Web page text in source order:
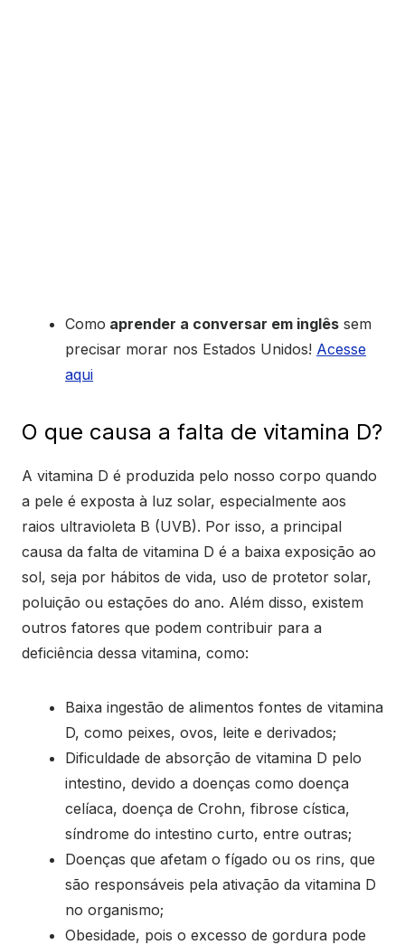
Como aprender a conversar em inglês sem
precisar morar nos Estados Unidos! Acesse
aqui
O que causa a falta de vitamina D?
A vitamina D é produzida pelo nosso corpo quando
a pele é exposta à luz solar, especialmente aos
raios ultravioleta B (UVB). Por isso, a principal
causa da falta de vitamina D é a baixa exposição ao
sol, seja por hábitos de vida, uso de protetor solar,
poluição ou estações do ano. Além disso, existem
outros fatores que podem contribuir para a
deficiência dessa vitamina, como:
Baixa ingestão de alimentos fontes de vitamina
D, como peixes, ovos, leite e derivados;
Dificuldade de absorção de vitamina D pelo
intestino, devido a doenças como doença
celíaca, doença de Crohn, fibrose cística,
síndrome do intestino curto, entre outras;
Doenças que afetam o fígado ou os rins, que
são responsáveis pela ativação da vitamina D
no organismo;
Obesidade, pois o excesso de gordura pode